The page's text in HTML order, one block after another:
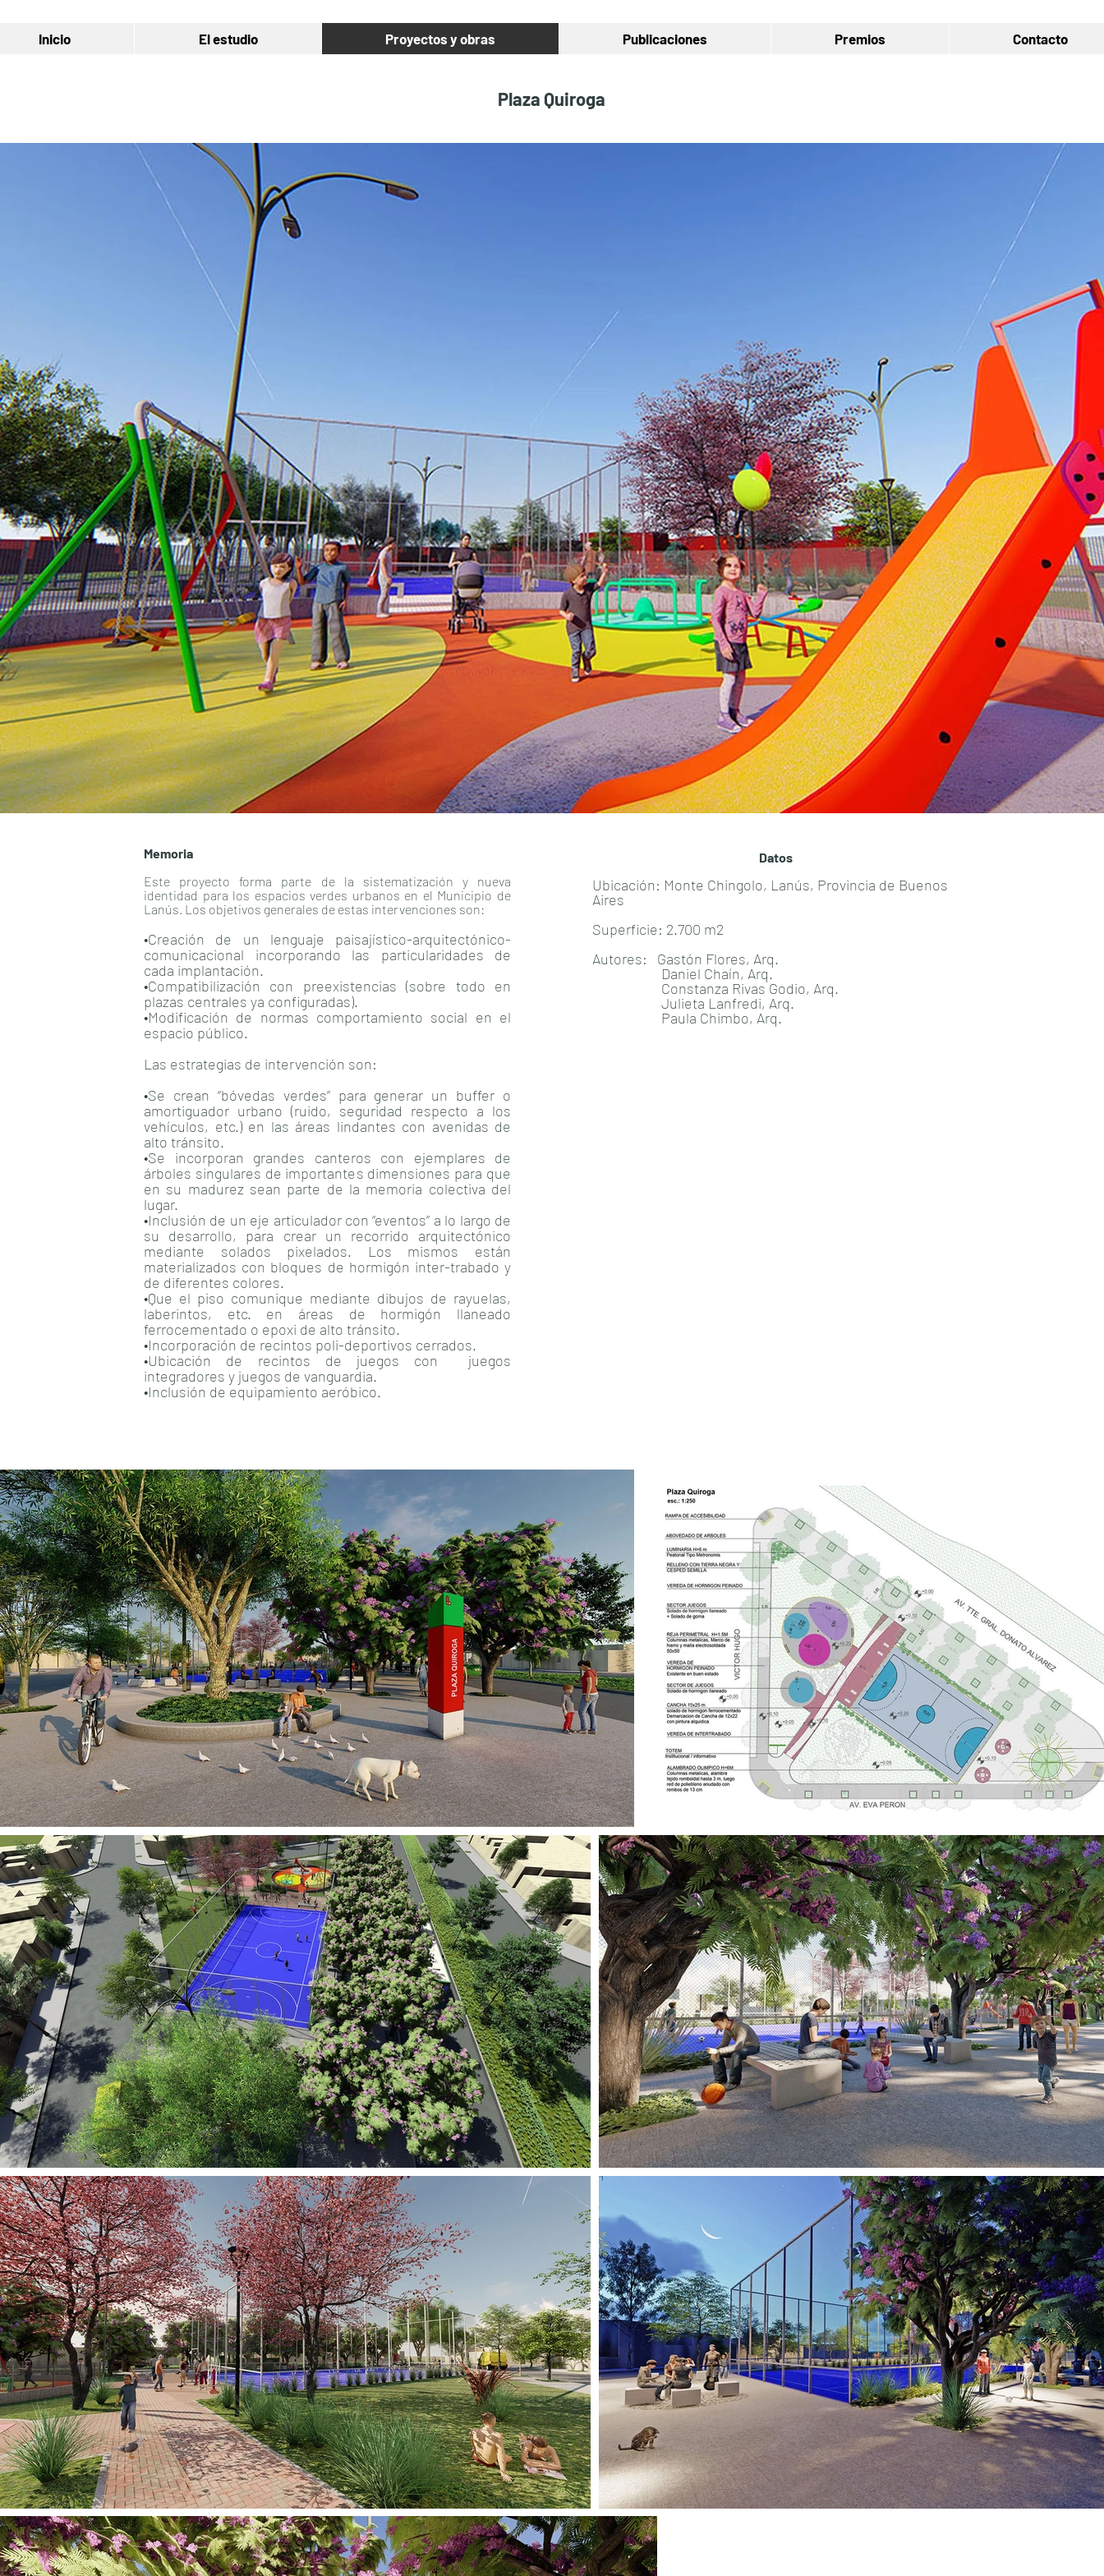
Inicio El estudio Proyectos y obras Publicaciones Premios Contacto
Plaza Quiroga
Memoria
Este proyecto forma parte de la sistematización y nueva
identidad para los espacios verdes urbanos en el Municipio de
Lanús. Los objetivos generales de estas intervenciones son:
•Creación de un lenguaje paisajístico-arquitectónico-
comunicacional incorporando las particularidades de
cada implantación.
•Compatibilización con preexistencias (sobre todo en
plazas centrales ya configuradas).
•Modificación de normas comportamiento social en el
espacio público.
Las estrategias de intervención son:
•Se crean “bóvedas verdes” para generar un buffer o
amortiguador urbano (ruido, seguridad respecto a los
vehículos, etc.) en las áreas lindantes con avenidas de
alto tránsito.
•Se incorporan grandes canteros con ejemplares de
árboles singulares de importantes dimensiones para que
en su madurez sean parte de la memoria colectiva del
lugar.
•Inclusión de un eje articulador con “eventos” a lo largo de
su desarrollo, para crear un recorrido arquitectónico
mediante solados pixelados. Los mismos están
materializados con bloques de hormigón inter-trabado y
de diferentes colores.
•Que el piso comunique mediante dibujos de rayuelas,
laberintos, etc. en áreas de hormigón llaneado
ferrocementado o epoxi de alto tránsito.
•Incorporación de recintos poli-deportivos cerrados.
•Ubicación de recintos de juegos con juegos
integradores y juegos de vanguardia.
•Inclusión de equipamiento aeróbico.
Datos
Ubicación: Monte Chingolo, Lanús, Provincia de Buenos
Aires
Superficie: 2.700 m2
Autores: Gastón Flores, Arq.
Daniel Chaín, Arq.
Constanza Rivas Godio, Arq.
Julieta Lanfredi, Arq.
Paula Chimbo, Arq.